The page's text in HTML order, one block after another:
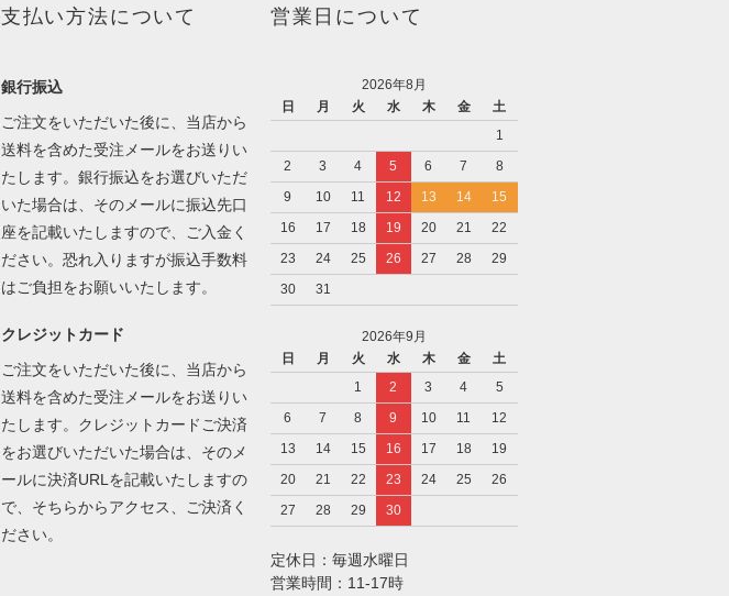
支払い方法について
銀行振込
ご注文をいただいた後に、当店から
送料を含めた受注メールをお送りい
たします。銀行振込をお選びいただ
いた場合は、そのメールに振込先口
座を記載いたしますので、ご入金く
ださい。恐れ入りますが振込手数料
はご負担をお願いいたします。
クレジットカード
ご注文をいただいた後に、当店から
送料を含めた受注メールをお送りい
たします。クレジットカードご決済
をお選びいただいた場合は、そのメ
ールに決済URLを記載いたしますの
で、そちらからアクセス、ご決済く
ださい。
営業日について
2026年8月
日
月 火 水 木 金
土
1
2
3 4 5 6 7
8
9
10 11 12 13 14
15
16
17 18 19 20 21
22
23
24 25 26 27 28
29
30
31
2026年9月
日
月 火 水 木 金
土
1
2 3 4
5
6
7 8 9 10 11
12
13
14 15 16 17 18
19
20
21 22 23 24 25
26
27
28 29 30
定休日：毎週水曜日
営業時間：11-17時